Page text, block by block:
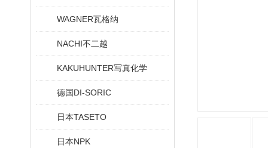
WAGNER瓦格纳
NACHI不二越
KAKUHUNTER写真化学
德国DI-SORIC
日本TASETO
日本NPK